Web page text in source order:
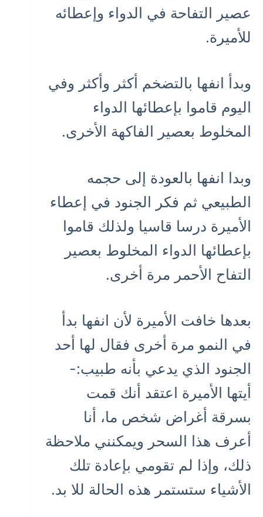
عصير التفاحة في الدواء وإعطائه
للأميرة.
وبدأ انفها بالتضخم أكثر وأكثر وفي
اليوم قاموا بإعطائها الدواء
المخلوط بعصير الفاكهة الأخرى.
وبدا انفها بالعودة إلى حجمه
الطبيعي ثم فكر الجنود في إعطاء
الأميرة درسا قاسيا ولذلك قاموا
بإعطائها الدواء المخلوط بعصير
التفاح الأحمر مرة أخرى.
بعدها خافت الأميرة لأن انفها بدأ
في النمو مرة أخرى فقال لها أحد
الجنود الذي يدعي بأنه طبيب:-
أيتها الأميرة اعتقد أنك قمت
بسرقة أغراض شخص ما، أنا
أعرف هذا السحر ويمكنني ملاحظة
ذلك، وإذا لم تقومي بإعادة تلك
الأشياء ستستمر هذه الحالة للا بد.